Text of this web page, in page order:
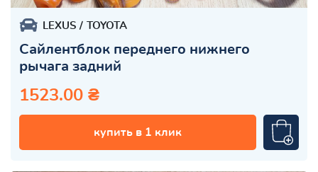
LEXUS TOYOTA
Сайлентблок переднего нижнего
рычага задний
1523.00 ₴
купить в 1 клик